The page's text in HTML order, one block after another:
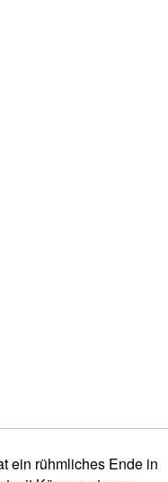
ein rühmliches Ende in